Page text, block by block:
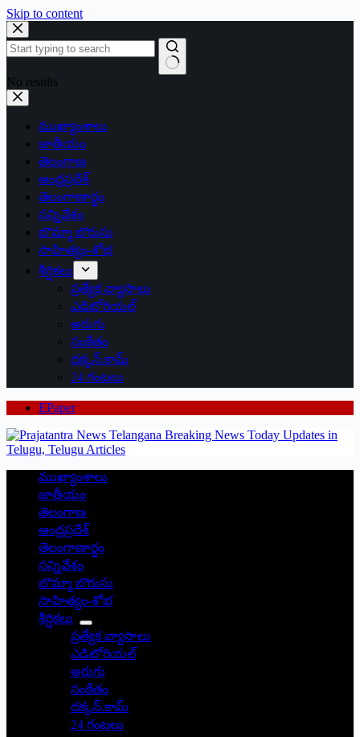
Skip to content
No results
ముఖ్యాంశాలు
జాతీయం
తెలంగాణ
ఆంధ్రప్రదేశ్
తెలంగాణార్థం
సన్నివేశం
బొమ్మా బొరుసు
సాహిత్యం-శోభ
శీర్షికలు
ప్రత్యేక వ్యాసాలు
ఎడిటోరియల్
అరుగు
సంకేతం
దక్కన్.కామ్
24 గంటలు
EPaper
ముఖ్యాంశాలు
జాతీయం
తెలంగాణ
ఆంధ్రప్రదేశ్
తెలంగాణార్థం
సన్నివేశం
బొమ్మా బొరుసు
సాహిత్యం-శోభ
శీర్షికలు
ప్రత్యేక వ్యాసాలు
ఎడిటోరియల్
అరుగు
సంకేతం
దక్కన్.కామ్
24 గంటలు